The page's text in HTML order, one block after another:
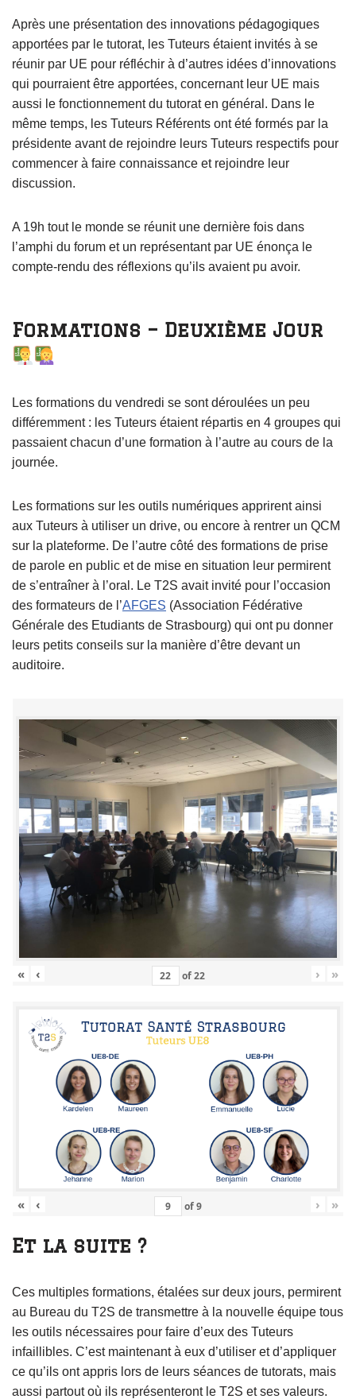
Après une présentation des innovations pédagogiques
apportées par le tutorat, les Tuteurs étaient invités à se
réunir par UE pour réfléchir à d’autres idées d’innovations
qui pourraient être apportées, concernant leur UE mais
aussi le fonctionnement du tutorat en général. Dans le
même temps, les Tuteurs Référents ont été formés par la
présidente avant de rejoindre leurs Tuteurs respectifs pour
commencer à faire connaissance et rejoindre leur
discussion.
A 19h tout le monde se réunit une dernière fois dans
l’amphi du forum et un représentant par UE énonça le
compte-rendu des réflexions qu’ils avaient pu avoir.
Formations – Deuxième Jour
Les formations du vendredi se sont déroulées un peu
différemment : les Tuteurs étaient répartis en 4 groupes qui
passaient chacun d’une formation à l’autre au cours de la
journée.
Les formations sur les outils numériques apprirent ainsi
aux Tuteurs à utiliser un drive, ou encore à rentrer un QCM
sur la plateforme. De l’autre côté des formations de prise
de parole en public et de mise en situation leur permirent
de s’entraîner à l’oral. Le T2S avait invité pour l’occasion
des formateurs de l’AFGES (Association Fédérative
Générale des Etudiants de Strasbourg) qui ont pu donner
leurs petits conseils sur la manière d’être devant un
auditoire.
« ‹ of22 › »
« ‹ of9 › »
Et la suite ?
Ces multiples formations, étalées sur deux jours, permirent
au Bureau du T2S de transmettre à la nouvelle équipe tous
les outils nécessaires pour faire d’eux des Tuteurs
infaillibles. C’est maintenant à eux d’utiliser et d’appliquer
ce qu’ils ont appris lors de leurs séances de tutorats, mais
aussi partout où ils représenteront le T2S et ses valeurs.